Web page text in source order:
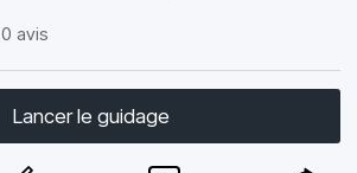
0 avis
Lancer le guidage